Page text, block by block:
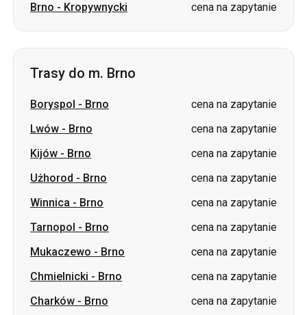
Brno - Kropywnycki cena na zapytanie
Trasy do m. Brno
Boryspol - Brno
cena na zapytanie
Lwów - Brno
cena na zapytanie
Kijów - Brno
cena na zapytanie
Użhorod - Brno
cena na zapytanie
Winnica - Brno
cena na zapytanie
Tarnopol - Brno
cena na zapytanie
Mukaczewo - Brno
cena na zapytanie
Chmielnicki - Brno
cena na zapytanie
Charków - Brno
cena na zapytanie